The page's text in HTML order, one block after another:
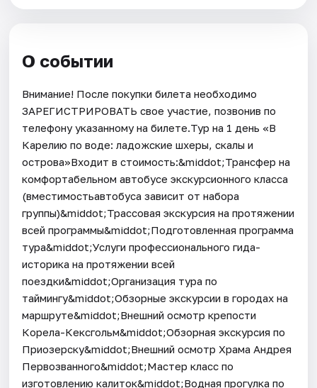
О событии
Внимание! После покупки билета необходимо
ЗАРЕГИСТРИРОВАТЬ свое участие, позвонив по
телефону указанному на билете.Тур на 1 день «В
Карелию по воде: ладожские шхеры, скалы и
острова»Входит в стоимость:&middot;Трансфер на
комфортабельном автобусе экскурсионного класса
(вместимостьавтобуса зависит от набора
группы)&middot;Трассовая экскурсия на протяжении
всей программы&middot;Подготовленная программа
тура&middot;Услуги профессионального гида-
историка на протяжении всей
поездки&middot;Организация тура по
таймингу&middot;Обзорные экскурсии в городах на
маршруте&middot;Внешний осмотр крепости
Корела-Кексгольм&middot;Обзорная экскурсия по
Приозерску&middot;Внешний осмотр Храма Андрея
Первозванного&middot;Мастер класс по
изготовлению калиток&middot;Водная прогулка по